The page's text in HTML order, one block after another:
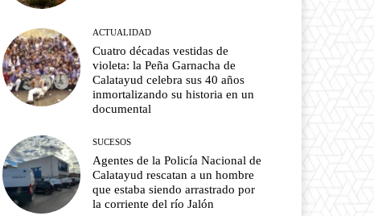
ACTUALIDAD
Cuatro décadas vestidas de
violeta: la Peña Garnacha de
Calatayud celebra sus 40 años
inmortalizando su historia en un
documental
SUCESOS
Agentes de la Policía Nacional de
Calatayud rescatan a un hombre
que estaba siendo arrastrado por
la corriente del río Jalón